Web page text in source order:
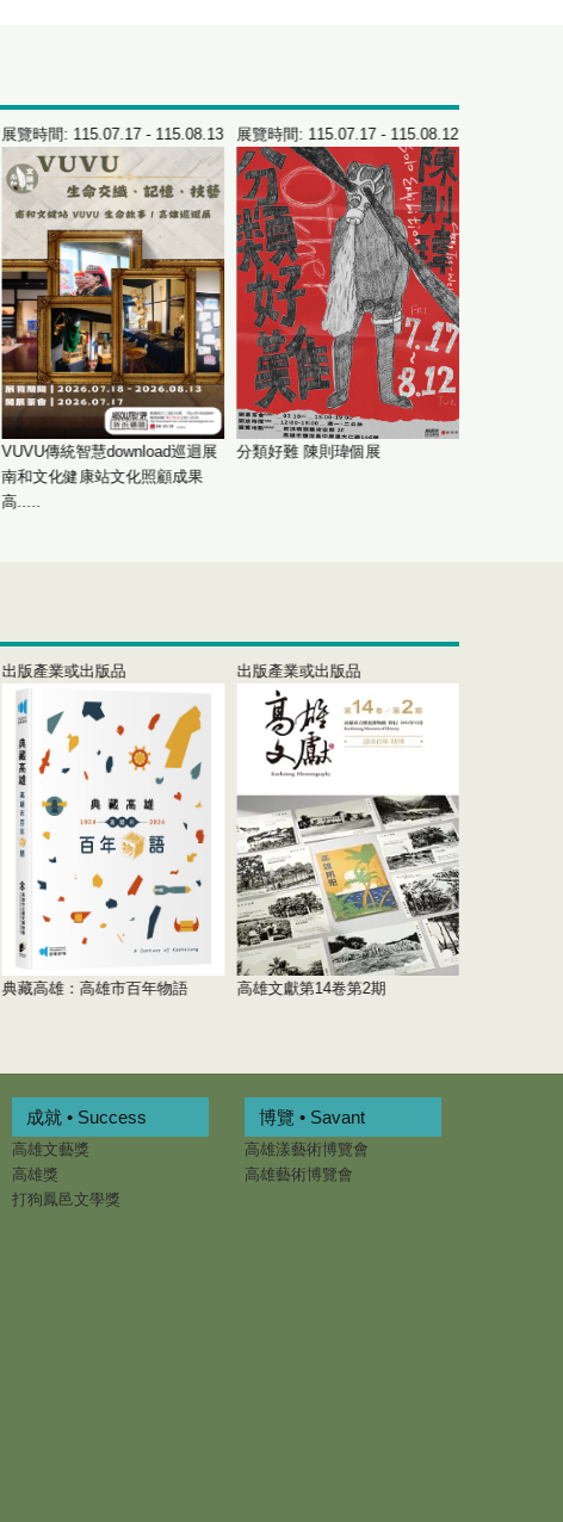
展覽時間: 115.07.17 - 115.08.13
VUVU傳統智慧download巡迴展
南和文化健康站文化照顧成果
高.....
展覽時間: 115.07.17 - 115.08.12
分類好難 陳則瑋個展
出版產業或出版品
典藏高雄：高雄市百年物語
出版產業或出版品
高雄文獻第14卷第2期
成就 • Success
高雄文藝獎
高雄獎
打狗鳳邑文學獎
博覽 • Savant
高雄漾藝術博覽會
高雄藝術博覽會